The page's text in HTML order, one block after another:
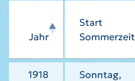
Jahr
Start
Sommerzeit
1918
Sonntag,